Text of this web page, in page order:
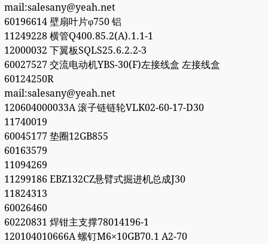
mail:salesany@yeah.net
60196614 壁扇叶片φ750 铝
11249228 横管Q400.85.2(A).1.1-1
12000032 下翼板SQLS25.6.2.2-3
60027527 交流电动机YBS-30(F)左接线盒 左接线盒
60124250R
mail:salesany@yeah.net
120604000033A 滚子链链轮VLK02-60-17-D30
11740019
60045177 垫圈12GB855
60163579
11094269
11299186 EBZ132CZ悬臂式掘进机总成J30
11824313
60026460
60220831 焊钳主支撑78014196-1
120104010666A 螺钉M6×10GB70.1 A2-70